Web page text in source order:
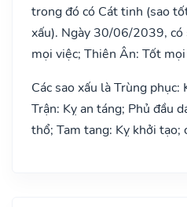
trong đó có Cát tinh (sao
xấu). Ngày 30/06/2039,
mọi việc; Thiên Ân: Tốt
Các sao xấu là Trùng phục:
Trận: Kỵ an táng; Phủ đầu
thổ; Tam tang: Kỵ khởi tạo;